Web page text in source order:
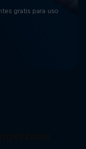
gratis para uso